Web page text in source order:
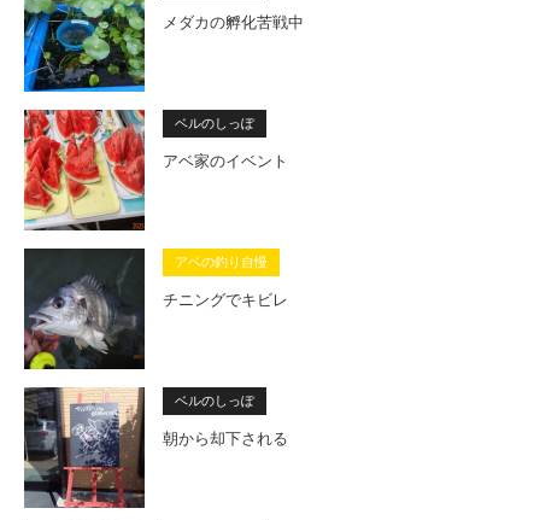
メダカの孵化苦戦中
ベルのしっぽ
アベ家のイベント
アベの釣り自慢
チニングでキビレ
ベルのしっぽ
朝から却下される